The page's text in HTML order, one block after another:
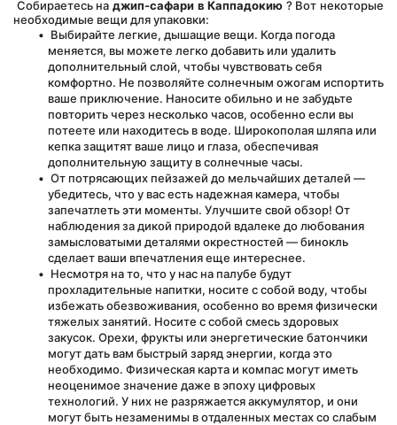
Собираетесь на джип-сафари в Каппадокию ? Вот некоторые
необходимые вещи для упаковки:
Выбирайте легкие, дышащие вещи. Когда погода
меняется, вы можете легко добавить или удалить
дополнительный слой, чтобы чувствовать себя
комфортно. Не позволяйте солнечным ожогам испортить
ваше приключение. Наносите обильно и не забудьте
повторить через несколько часов, особенно если вы
потеете или находитесь в воде. Широкополая шляпа или
кепка защитят ваше лицо и глаза, обеспечивая
дополнительную защиту в солнечные часы.
От потрясающих пейзажей до мельчайших деталей —
убедитесь, что у вас есть надежная камера, чтобы
запечатлеть эти моменты. Улучшите свой обзор! От
наблюдения за дикой природой вдалеке до любования
замысловатыми деталями окрестностей — бинокль
сделает ваши впечатления еще интереснее.
Несмотря на то, что у нас на палубе будут
прохладительные напитки, носите с собой воду, чтобы
избежать обезвоживания, особенно во время физически
тяжелых занятий. Носите с собой смесь здоровых
закусок. Орехи, фрукты или энергетические батончики
могут дать вам быстрый заряд энергии, когда это
необходимо. Физическая карта и компас могут иметь
неоценимое значение даже в эпоху цифровых
технологий. У них не разряжается аккумулятор, и они
могут быть незаменимы в отдаленных местах со слабым